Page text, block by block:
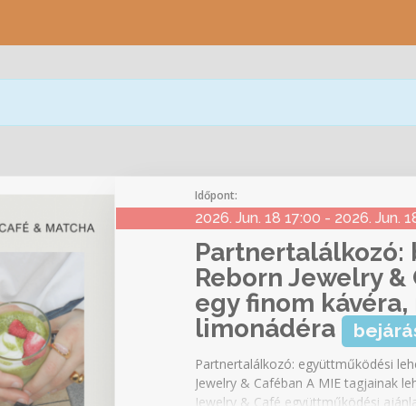
Időpont:
2026. Jun. 18 17:00 - 2026. Jun.
Partnertalálkozó:
Reborn Jewelry
egy finom
limonádéra
Partnertalálkozó: együttműködési
Jewelry & Caféban A MIE tagjainak
Jewelry & Café együttműködési